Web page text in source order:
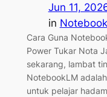
Jun 11,
in
Cara Guna
Power Tukar Nota
sekarang, lambat
NotebookLM
untuk pelajar